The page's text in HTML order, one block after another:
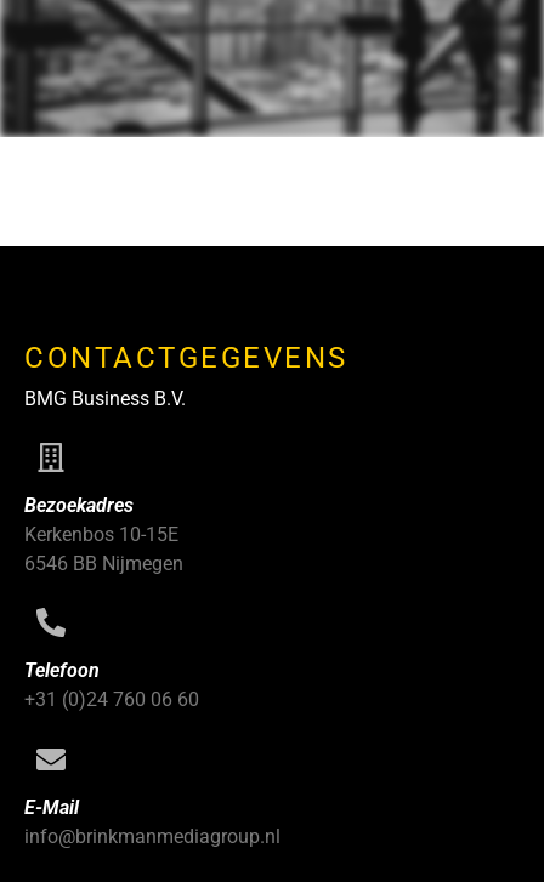
CONTACTGEGEVENS
BMG Business B.V.
Bezoekadres
Kerkenbos 10-15E
6546 BB Nijmegen
Telefoon
+31 (0)24 760 06 60
E-Mail
info@brinkmanmediagroup.nl